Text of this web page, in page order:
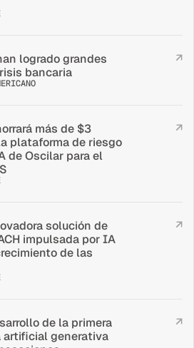
logrado grandes
bancaria
↗
más de $3
plataforma de riesgo
de Oscilar para el
↗
solución de
impulsada por IA
de las
↗
de la primera
generativa
↗